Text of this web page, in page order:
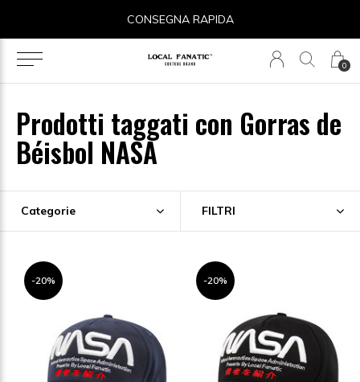
0
CONSEGNA RAPIDA
Prodotti taggati con Gorras de
Béisbol NASA
Categorie FILTRI
-20% -20%